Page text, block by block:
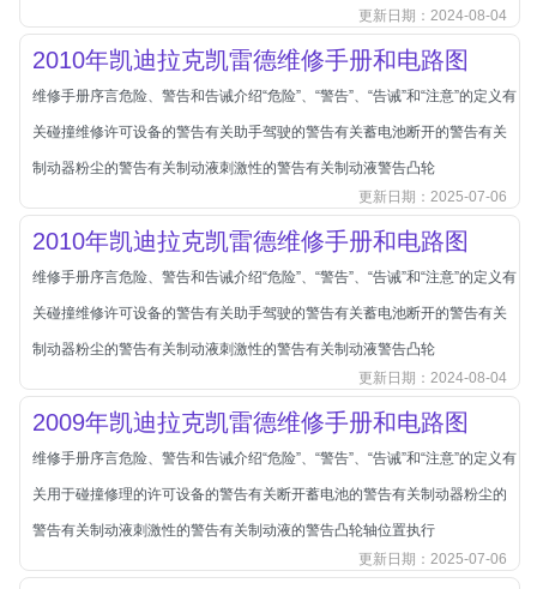
标致-进口
比亚迪
比亚迪
比亚迪-海外版
比亚迪商用车
比速
C
传祺
创维
昌河
曹操
长丰猎豹
长城
长安
长安-凯程
长安-欧尚
更新日期：2024-08-04
2010年凯迪拉克凯雷德维修手册和电路图
维修手册序言危险、警告和告诫介绍“危险”、“警告”、“告诫”和“注意”的定义有
关碰撞维修许可设备的警告有关助手驾驶的警告有关蓄电池断开的警告有关
制动器粉尘的警告有关制动液刺激性的警告有关制动液警告凸轮
更新日期：2025-07-06
2010年凯迪拉克凯雷德维修手册和电路图
维修手册序言危险、警告和告诫介绍“危险”、“警告”、“告诫”和“注意”的定义有
关碰撞维修许可设备的警告有关助手驾驶的警告有关蓄电池断开的警告有关
制动器粉尘的警告有关制动液刺激性的警告有关制动液警告凸轮
更新日期：2024-08-04
2009年凯迪拉克凯雷德维修手册和电路图
维修手册序言危险、警告和告诫介绍“危险”、“警告”、“告诫”和“注意”的定义有
关用于碰撞修理的许可设备的警告有关断开蓄电池的警告有关制动器粉尘的
警告有关制动液刺激性的警告有关制动液的警告凸轮轴位置执行
更新日期：2025-07-06